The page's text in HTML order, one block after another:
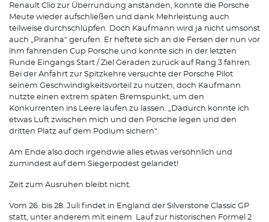
Renault Clio zur Überrundung anstanden, konnte die Porsche
Meute wieder aufschließen und dank Mehrleistung auch
teilweise durchschlüpfen. Doch Kaufmann wird ja nicht umsonst
auch „Piranha“ gerufen. Er heftete sich an die Fersen der nun vor
ihm fahrenden Cup Porsche und konnte sich in der letzten
Runde Eingangs Start / Ziel Geraden zurück auf Rang 3 fahren.
Bei der Anfahrt zur Spitzkehre versuchte der Porsche Pilot
seinem Geschwindigkeitsvorteil zu nutzen, doch Kaufmann
nutzte einen extrem späten Bremspunkt, um den
Konkurrenten ins Leere laufen zu lassen. „Dadurch konnte ich
etwas Luft zwischen mich und den Porsche legen und den
dritten Platz auf dem Podium sichern“.
Am Ende also doch irgendwie alles etwas versöhnlich und
zumindest auf dem Siegerpodest gelandet!
Zeit zum Ausruhen bleibt nicht.
Vom 26. bis 28. Juli findet in England der Silverstone Classic GP
statt, unter anderem mit einem Lauf zur historischen Formel 2